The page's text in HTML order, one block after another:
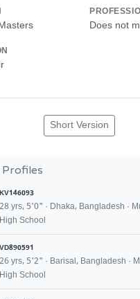
Does not
Short Version
Profiles
KV146093
28 yrs, 5'0" · Dhaka, Bangladesh ·
High School
VD890591
26 yrs, 5'2" · Barisal, Bangladesh ·
High School